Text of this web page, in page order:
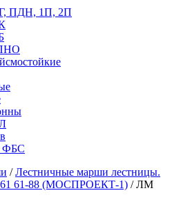
ПДН, 1П, 2П
ФБС
/Лестничные марши лестницы.
61 61-88 (МОСПРОЕКТ-1) / ЛМ